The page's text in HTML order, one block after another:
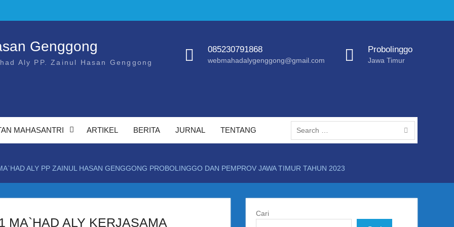
Genggong
Aly PP. Zainul Hasan Genggong
085230791868
webmahadalygenggong@gmail.com
Probolinggo
Jawa Timur
MAHASANTRI ARTIKEL BERITA JURNAL TENTANG
Search
for:
ALY PP ZAINUL HASAN GENGGONG PROBOLINGGO DAN PEMPROV JAWA TIMUR TAHUN 2023
MA`HAD ALY KERJASAMA
Cari